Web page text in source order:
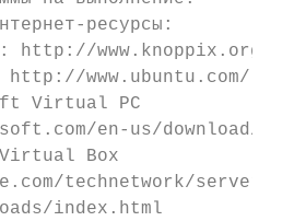
ресурсы:
http://www.knoppix.org/
http://www.ubuntu.com/
Virtual PC
en-us/download/
Box
technetwork/server-
index.html